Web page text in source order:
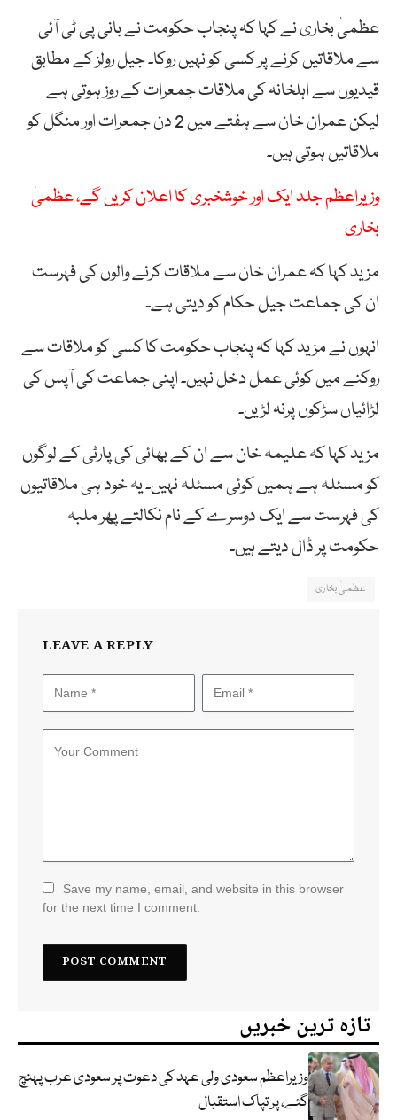
عظمیٰ بخاری نے کہا کہ پنجاب حکومت نے بانی پی ٹی آئی
سے ملاقاتیں کرنے پر کسی کو نہیں روکا۔ جیل رولز کے مطابق
قیدیوں سے اہلخانہ کی ملاقات جمعرات کے روز ہوتی ہے
لیکن عمران خان سے ہفتے میں 2 دن جمعرات اور منگل کو
ملاقاتیں ہوتی ہیں۔
وزیراعظم جلد ایک اور خوشخبری کا اعلان کریں گے، عظمیٰ
بخاری
مزید کہا کہ عمران خان سے ملاقات کرنے والوں کی فہرست
ان کی جماعت جیل حکام کو دیتی ہے۔
انہوں نے مزید کہا کہ پنجاب حکومت کا کسی کو ملاقات سے
روکنے میں کوئی عمل دخل نہیں۔ اپنی جماعت کی آپس کی
لڑائیاں سڑکوں پرنہ لڑیں۔
مزید کہا کہ علیمہ خان سے ان کے بھائی کی پارٹی کے لوگوں
کو مسئلہ ہے ہمیں کوئی مسئلہ نہیں۔ یہ خود ہی ملاقاتیوں
کی فہرست سے ایک دوسرے کے نام نکالتے پھر ملبہ
حکومت پر ڈال دیتے ہیں۔
عظمیٰ بخاری
LEAVE A REPLY
Save my name, email, and website in this browser
for the next time I comment.
تازہ ترین خبریں
وزیراعظم سعودی ولی عہد کی دعوت پر سعودی عرب پہنچ
گئے، پر تپاک استقبال